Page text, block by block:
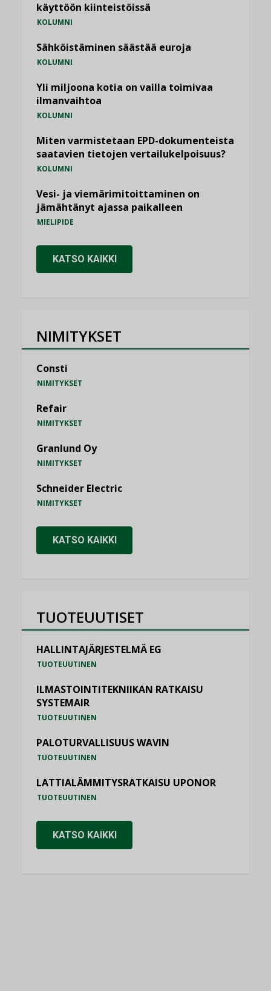
käyttöön kiinteistöissä
KOLUMNI
Sähköistäminen säästää euroja
KOLUMNI
Yli miljoona kotia on vailla toimivaa
ilmanvaihtoa
KOLUMNI
Miten varmistetaan EPD-dokumenteista
saatavien tietojen vertailukelpoisuus?
KOLUMNI
Vesi- ja viemärimitoittaminen on
jämähtänyt ajassa paikalleen
MIELIPIDE
KATSO KAIKKI
NIMITYKSET
Consti
NIMITYKSET
Refair
NIMITYKSET
Granlund Oy
NIMITYKSET
Schneider Electric
NIMITYKSET
KATSO KAIKKI
TUOTEUUTISET
HALLINTAJÄRJESTELMÄ EG
TUOTEUUTINEN
ILMASTOINTITEKNIIKAN RATKAISU
SYSTEMAIR
TUOTEUUTINEN
PALOTURVALLISUUS WAVIN
TUOTEUUTINEN
LATTIALÄMMITYSRATKAISU UPONOR
TUOTEUUTINEN
KATSO KAIKKI